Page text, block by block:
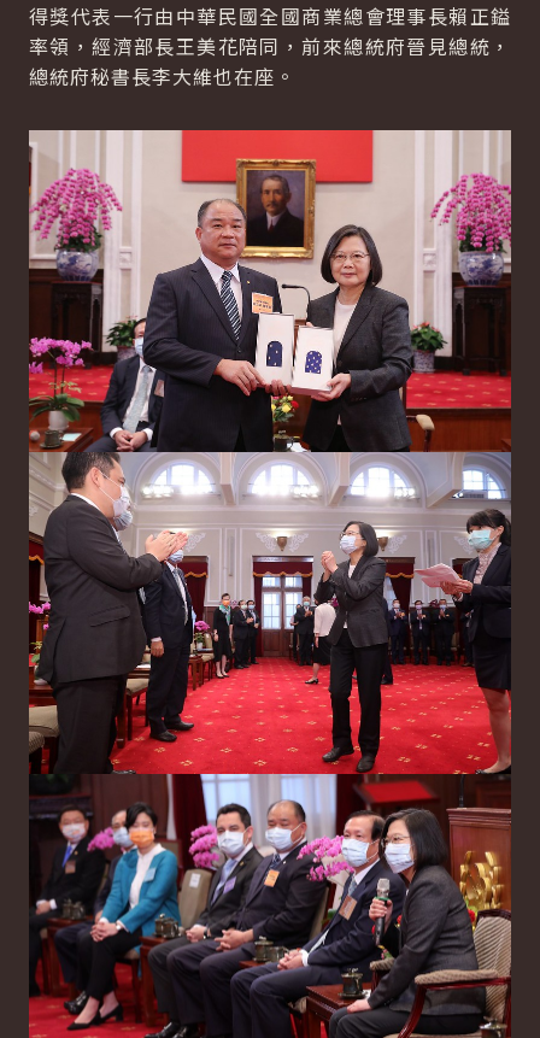
得獎代表一行由中華民國全國商業總會理事長賴正鎰
率領，經濟部長王美花陪同，前來總統府晉見總統，
總統府秘書長李大維也在座。